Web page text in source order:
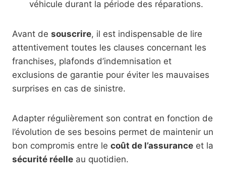
véhicule durant la période des réparations.
Avant de souscrire, il est indispensable de lire
attentivement toutes les clauses concernant les
franchises, plafonds d’indemnisation et
exclusions de garantie pour éviter les mauvaises
surprises en cas de sinistre.
Adapter régulièrement son contrat en fonction de
l’évolution de ses besoins permet de maintenir un
bon compromis entre le coût de l’assurance et la
sécurité réelle au quotidien.